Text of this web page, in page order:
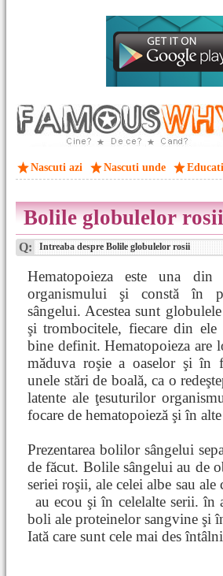
Nascuti azi Nascuti unde
Bolile globulelor rosii
Q: Intreaba despre Bolile globulelor rosii
Hematopoieza este una
organismului şi constă în
sângelui. Acestea sunt
şi trombocitele, fiecare din
bine definit. Hematopoieza are
măduva roşie a oaselor şi
unele stări de boală, ca o
latente ale ţesuturilor
focare de hematopoieză şi în
Prezentarea bolilor sângelui
de făcut. Bolile sângelui au de
seriei roşii, ale celei albe sau
au ecou şi în celelalte serii.în
boli ale proteinelor sangvine şi
Iată care sunt cele mai des